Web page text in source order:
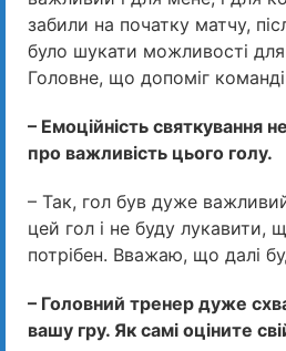
забили на початку матчу,
було шукати можливості для
Головне, що допоміг
– Емоційність святкування
про важливість цього голу.
– Так, гол був дуже
цей гол і не буду лукавити,
потрібен. Вважаю, що далі
– Головний тренер дуже
вашу гру. Як самі оціните